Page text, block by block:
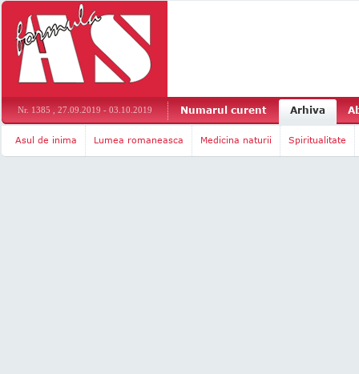
Nr. 1385 , 27.09.2019 - 03.10.2019 Numarul curent Arhiva
Asul de inima Lumea romaneasca Medicina naturii Spiritualitate